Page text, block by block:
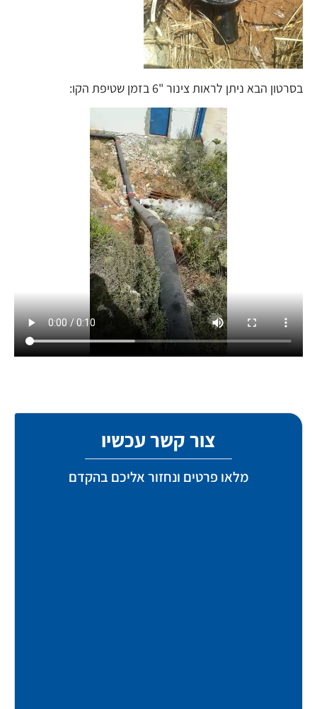
בסרטון הבא ניתן לראות צינור "6 בזמן שטיפת הקו:
צור קשר עכשיו
מלאו פרטים ונחזור אליכם בהקדם